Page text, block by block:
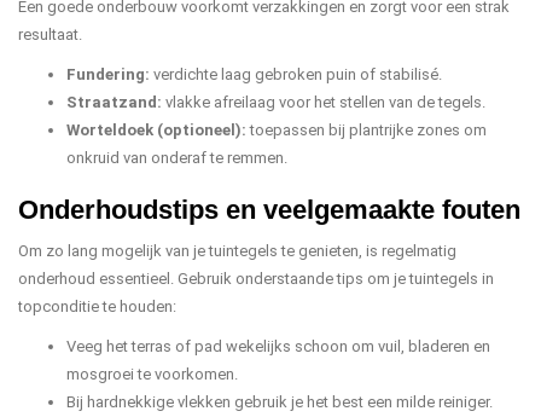
Een goede onderbouw voorkomt verzakkingen en zorgt voor een strak
resultaat.
Fundering: verdichte laag gebroken puin of stabilisé.
Straatzand: vlakke afreilaag voor het stellen van de tegels.
Worteldoek (optioneel): toepassen bij plantrijke zones om
onkruid van onderaf te remmen.
Onderhoudstips en veelgemaakte fouten
Om zo lang mogelijk van je tuintegels te genieten, is regelmatig
onderhoud essentieel. Gebruik onderstaande tips om je tuintegels in
topconditie te houden:
Veeg het terras of pad wekelijks schoon om vuil, bladeren en
mosgroei te voorkomen.
Bij hardnekkige vlekken gebruik je het best een milde reiniger.